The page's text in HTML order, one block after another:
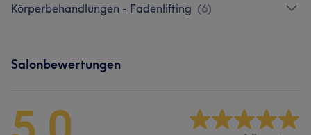
Körperbehandlungen - Fadenlifting (6)
Salonbewertungen